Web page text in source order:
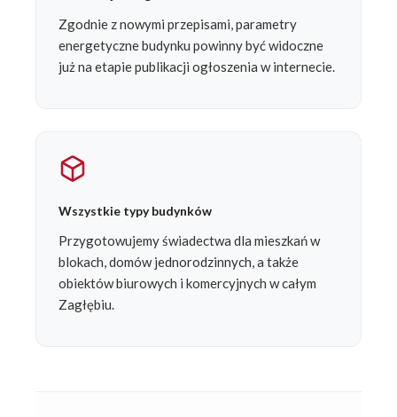
Zgodnie z nowymi przepisami, parametry
energetyczne budynku powinny być widoczne
już na etapie publikacji ogłoszenia w internecie.
Wszystkie typy budynków
Przygotowujemy świadectwa dla mieszkań w
blokach, domów jednorodzinnych, a także
obiektów biurowych i komercyjnych w całym
Zagłębiu.